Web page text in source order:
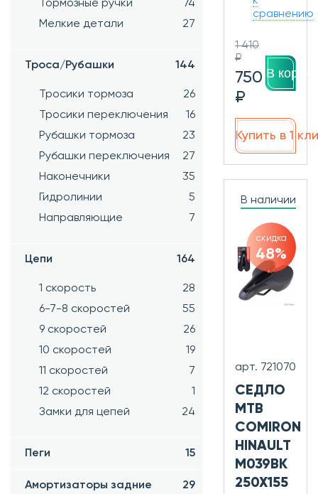
Тормозные ручки
74
Мелкие детали
27
Троса/Рубашки 144
Тросики тормоза
26
Тросики переключения
16
Рубашки тормоза
23
Рубашки переключения
27
Наконечники
35
Гидролинии
5
Направляющие
7
Цепи 164
1 скорость
28
6-7-8 скоростей
55
9 скоростей
26
10 скоростей
19
11 скоростей
7
12 скоростей
1
Замки для цепей
24
Пеги 15
Амортизаторы задние 29
сравнению
1 410
₽
750
₽
В
Купить в 1
В наличии
скидка
48%
арт. 721070
СЕДЛО
MTB
COMIRON
HINAULT
M039BK
250X155